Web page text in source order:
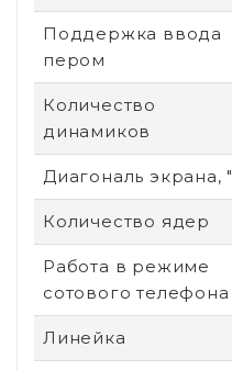
Поддержка ввода
пером
Количество
динамиков
Диагональ экрана, "
Количество ядер
Работа в режиме
сотового телефона
Линейка